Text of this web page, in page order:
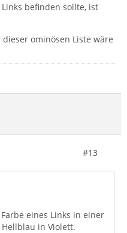
befinden sollte, ist
dieser ominösen Liste wäre
#13
eines Links in einer
in Violett.